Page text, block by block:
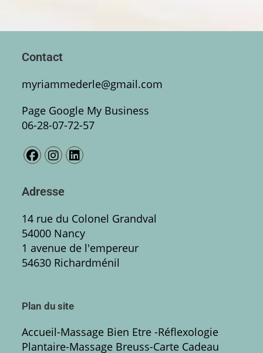
Contact
myriammederle@gmail.com
Page Google My Business
06-28-07-72-57
Adresse
14 rue du Colonel Grandval
54000 Nancy
1 avenue de l'empereur
54630 Richardménil
Plan du site
Accueil-Massage Bien Etre-Réflexologie
Plantaire-Massage Breuss-Carte Cadeau